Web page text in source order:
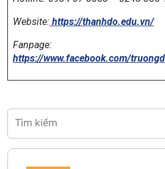
Website: https://thanhdo.edu.vn/
Fanpage:
https://www.facebook.com/